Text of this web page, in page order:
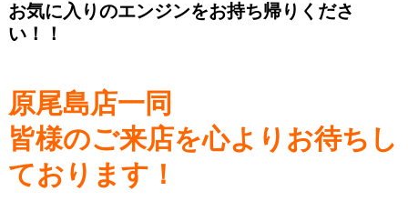
お気に入りのエンジンをお持ち帰りくださ
い！！
原尾島店一同
皆様のご来店を心よりお待ちし
ております！